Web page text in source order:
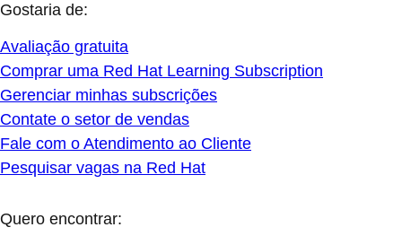
Gostaria de:
Avaliação gratuita
Comprar uma Red Hat Learning Subscription
Gerenciar minhas subscrições
Contate o setor de vendas
Fale com o Atendimento ao Cliente
Pesquisar vagas na Red Hat
Quero encontrar: